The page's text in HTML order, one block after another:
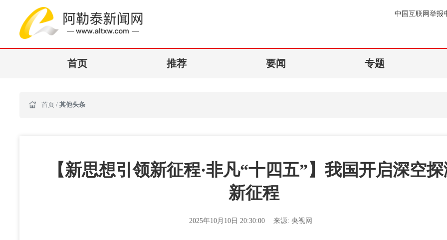
中国互联网举报
首页 推荐 要闻 专题
首页 / 其他头条
【新思想引领新征程·非凡“十四五”】我国开启深空探
新征程
2025年10月10日 20:30:00 来源:央视网